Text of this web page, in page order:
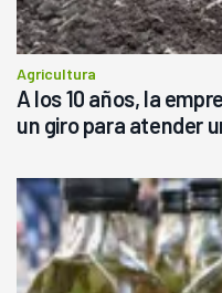
Agricultura
A los 10 años, la
un giro para atender